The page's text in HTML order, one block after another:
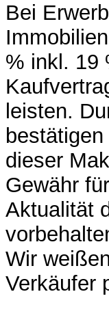
Bei
% inkl. 19
leisten.
dieser
Gewähr
Aktualität
Wir
Verkäufer